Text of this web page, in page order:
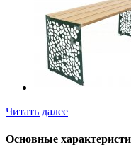
Читать далее
Основные